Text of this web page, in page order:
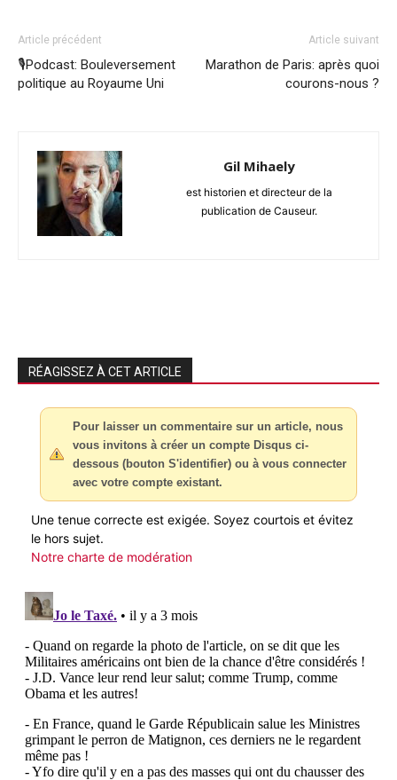
Article précédent
🎙️Podcast: Bouleversement
politique au Royaume Uni
Article suivant
Marathon de Paris: après quoi
courons-nous ?
Gil Mihaely
est historien et directeur de la
publication de Causeur.
RÉAGISSEZ À CET ARTICLE
Pour laisser un commentaire sur un article, nous
vous invitons à créer un compte Disqus ci-
dessous (bouton S'identifier) ou à vous connecter
avec votre compte existant.
Une tenue correcte est exigée. Soyez courtois et évitez
le hors sujet.
Notre charte de modération